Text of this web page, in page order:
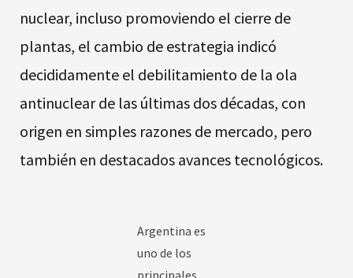
nuclear, incluso promoviendo el cierre de
plantas, el cambio de estrategia indicó
decididamente el debilitamiento de la ola
antinuclear de las últimas dos décadas, con
origen en simples razones de mercado, pero
también en destacados avances tecnológicos.
Argentina es
uno de los
principales